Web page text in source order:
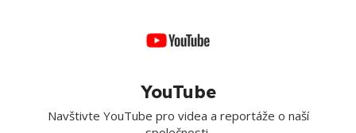
YouTube
Navštivte YouTube pro videa a reportáže o naší